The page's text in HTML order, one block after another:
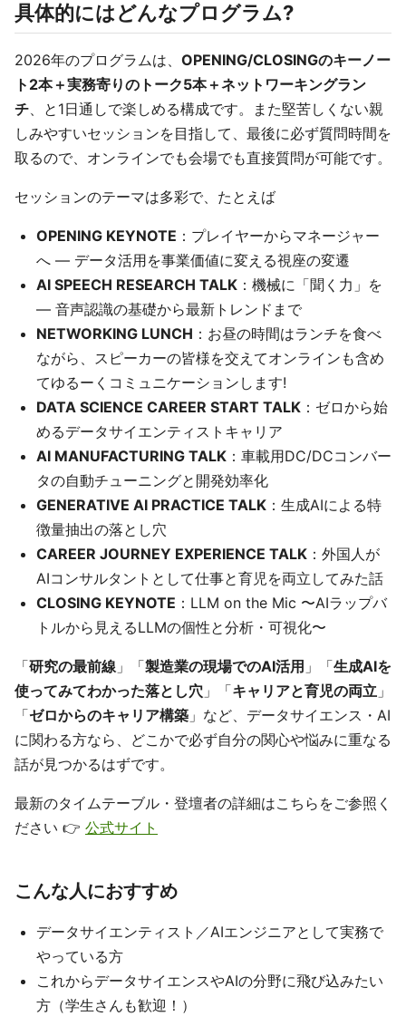
具体的にはどんなプログラム?
2026年のプログラムは、 OPENING/CLOSINGのキーノー
ト2本＋実務寄りのトーク5本＋ネットワーキングラン
チ、と1日通しで楽しめる構成です。また堅苦しくない親
しみやすいセッションを目指して、最後に必ず質問時間を
取るので、オンラインでも会場でも直接質問が可能です。
セッションのテーマは多彩で、たとえば
OPENING KEYNOTE ：プレイヤーからマネージャー
へ — データ活用を事業価値に変える視座の変遷
AI SPEECH RESEARCH TALK ：機械に「聞く力」を
— 音声認識の基礎から最新トレンドまで
NETWORKING LUNCH ：お昼の時間はランチを食べ
ながら、スピーカーの皆様を交えてオンラインも含め
てゆるーくコミュニケーションします!
DATA SCIENCE CAREER START TALK ：ゼロから始
めるデータサイエンティストキャリア
AI MANUFACTURING TALK ：車載用DC/DCコンバー
タの自動チューニングと開発効率化
GENERATIVE AI PRACTICE TALK ：生成AIによる特
徴量抽出の落とし穴
CAREER JOURNEY EXPERIENCE TALK ：外国人が
AIコンサルタントとして仕事と育児を両立してみた話
CLOSING KEYNOTE ：LLM on the Mic 〜AIラップバ
トルから見えるLLMの個性と分析・可視化〜
「研究の最前線 」「製造業の現場でのAI活用 」「生成AIを
使ってみてわかった落とし穴 」「キャリアと育児の両立 」
「ゼロからのキャリア構築 」など、データサイエンス・AI
に関わる方なら、どこかで必ず自分の関心や悩みに重なる
話が見つかるはずです。
最新のタイムテーブル・登壇者の詳細はこちらをご参照く
ださい 👉 公式サイト
こんな人におすすめ
データサイエンティスト／AIエンジニアとして実務で
やっている方
これからデータサイエンスやAIの分野に飛び込みたい
方（学生さんも歓迎！）